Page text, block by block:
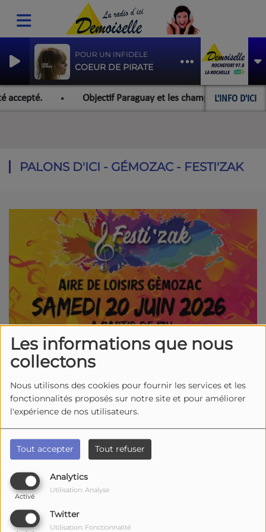
Les informations que nous
collectons
Nous utilisons des cookies pour fournir les services et les
fonctionnalités proposés sur notre site et pour améliorer
l'expérience de nos utilisateurs.
Tout accepter Tout refuser
Analytics
Activé
Utilisation: Analyse
Twitter
Utilisation: Fonctionnalité
POUR UN INFIDELE
COEUR DE PIRATE
L'INFO D'ICI
Objectif Paraguay et les championnats du
PALONS D'ICI - GÉMOZAC - FESTI'ZAK